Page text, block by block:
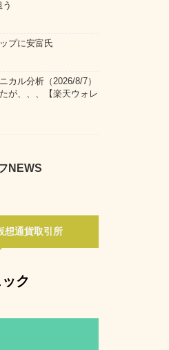
プに安富氏
カル分析（2026/8/7）
が、、、【楽天ウォレ
NEWS
想通貨取引所
ク